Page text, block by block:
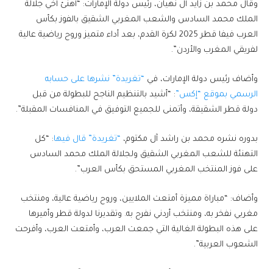
وقال محمد بن زايد آل نهيان، رئيس دولة الإمارات: “أهنئ أخي جلالة
الملك محمد السادس والشعب المغربي الشقيق بالفوز بكأس
العرب فيفا قطر 2025 لكرة القدم، بعد أداء متميز وروح رياضية عالية
لفريقي المغرب والأردن”.
وأضاف رئيس دولة الإمارات، في “تغريدة” نشرها على حسابه
الرسمي بموقع “إكس” : “أشيد بالتنظيم الناجح للبطولة من قبل
دولة قطر الشقيقة، وأتمنى للجميع التوفيق في المنافسات المقبلة”.
بدوره نشره محمد بن راشد آل مكتوم، “تغريدة” قال فيها: “كل
التهنئة للشعب المغربي الشقيق ولجلالة الملك محمد السادس
على فوز المنتخب المغربي المستحق بكأس العرب”.
وأضاف: “مباراة مميزة أمتعت الملايين، وروح رياضية عالية، ومنتخب
مغربي نفخر به، ومنتخب أردني نفرح به. وتقديرنا لدولة قطر وأميرها
على هذه البطولة الغالية التي جمعت العرب، وأمتعت العرب، وأفرحت
الشعوب العربية”.